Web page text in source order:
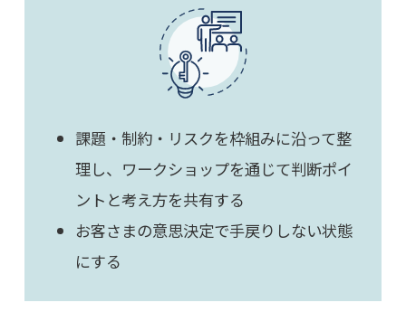
課題・制約・リスクを枠組みに沿って整
理し、ワークショップを通じて判断ポイ
ントと考え方を共有する
お客さまの意思決定で手戻りしない状態
にする